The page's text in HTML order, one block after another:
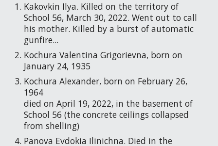
Kakovkin Ilya. Killed on the territory of
School 56, March 30, 2022. Went out to call
his mother. Killed by a burst of automatic
gunfire...
Kochura Valentina Grigorievna, born on
January 24, 1935
Kochura Alexander, born on February 26,
1964
died on April 19, 2022, in the basement of
School 56 (the concrete ceilings collapsed
from shelling)
Panova Evdokia Ilinichna. Died in the